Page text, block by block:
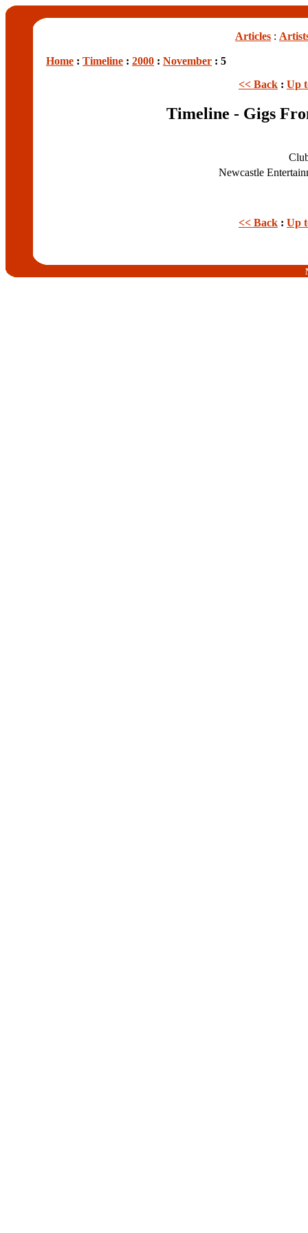
Articles :
Home : Timeline : 2000 : November : 5
<< Back : Up
Timeline - Gigs
Newcastle
<< Back : Up